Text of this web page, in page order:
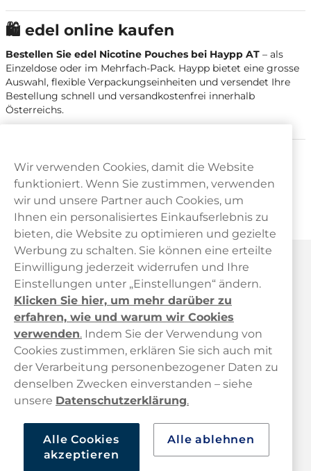
🛍️ edel online kaufen
Bestellen Sie edel Nicotine Pouches bei Haypp AT – als
Einzeldose oder im Mehrfach-Pack. Haypp bietet eine grosse
Auswahl, flexible Verpackungseinheiten und versendet Ihre
Bestellung schnell und versandkostenfrei innerhalb
Österreichs.
💸 Zahlung
Bei Ihrer Bestellung aufHaypp ATstehen Ihnen mehrere
sichere Zahlungsmethodenzur Verfügung – darunter
Mastercard
Klarna
Haypp Österreich
Kundendienst
Über uns
Wir verwenden Cookies, damit die Website
funktioniert. Wenn Sie zustimmen, verwenden
wir und unsere Partner auch Cookies, um
Ihnen ein personalisiertes Einkaufserlebnis zu
bieten, die Website zu optimieren und gezielte
Werbung zu schalten. Sie können eine erteilte
Einwilligung jederzeit widerrufen und Ihre
Einstellungen unter „Einstellungen“ ändern.
Klicken Sie hier, um mehr darüber zu
erfahren, wie und warum wir Cookies
verwenden. Indem Sie der Verwendung von
Cookies zustimmen, erklären Sie sich auch mit
der Verarbeitung personenbezogener Daten zu
denselben Zwecken einverstanden – siehe
unsere Datenschutzerklärung.
Alle Cookies
akzeptieren
Alle ablehnen